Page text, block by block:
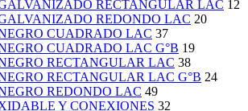
RECTANGULAR LAC 12
REDONDO LAC 20
CUADRADO LAC 37
CUADRADO LAC G°B 19
RECTANGULAR LAC 38
RECTANGULAR LAC G°B 24
REDONDO LAC 49
Y CONEXIONES 32